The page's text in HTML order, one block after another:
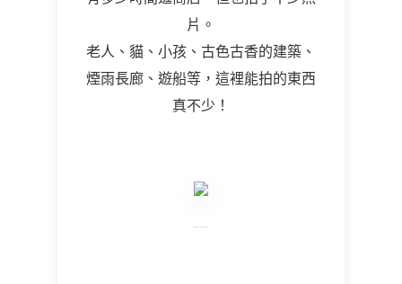
片。
老人、貓、小孩、古色古香的建築、
煙雨長廊、遊船等，這裡能拍的東西
真不少！